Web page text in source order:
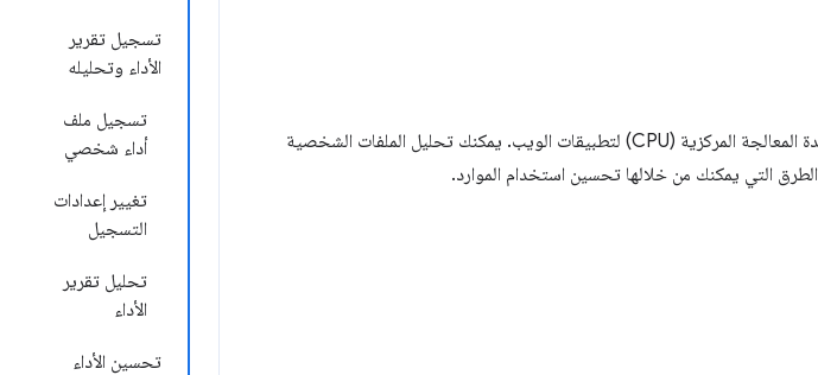
تسجيل تقرير
الأداء وتحليله
تسجيل ملف
أداء شخصي
تغيير إعدادات
التسجيل
تحليل تقرير
الأداء
تحسين الأداء
تسجيل ملفات الأداء الشخصية لوحدة المعالجة المركزية (CPU) لتطبيقات الويب. يمكنك تحليل الملفات الشخصية
التي يمكنك من خلالها تحسين استخدام الموارد.